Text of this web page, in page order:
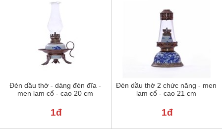
Đèn dầu thờ - dáng đèn đĩa -
men lam cổ - cao 20 cm
1đ
Đèn dầu thờ 2 chức năng - men
lam cổ - cao 21 cm
1đ